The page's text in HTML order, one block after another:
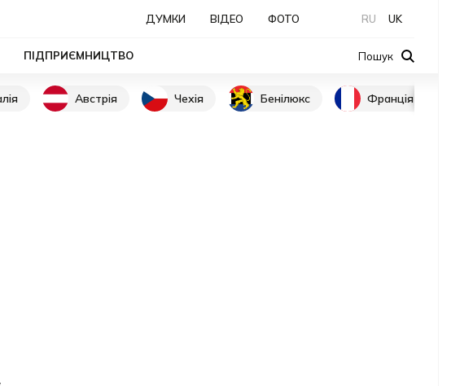
ДУМКИ ВІДЕО ФОТО
ПІДПРИЄМНИЦТВО
RU UK
Пошук
Австрія Чехія Бенілюкс Франція